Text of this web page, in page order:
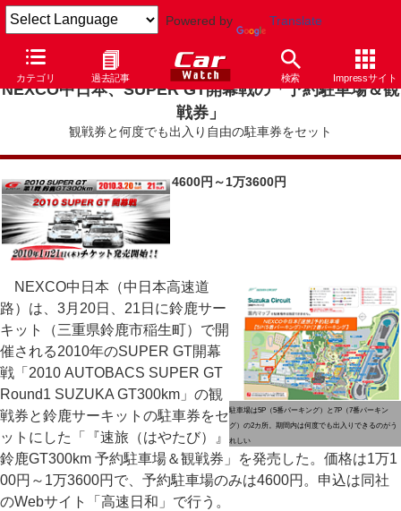
Powered by Translate
カテゴリ 過去記事 検索 Impressサイト
NEXCO中日本、SUPER GT開幕戦の「予約駐車場＆観
戦券」
観戦券と何度でも出入り自由の駐車券をセット
4600円～1万3600円
駐車場は5P（5番パーキング）と7P（7番パーキン
グ）の2カ所。期間内は何度でも出入りできるのがう
れしい
NEXCO中日本（中日本高速道
路）は、3月20日、21日に鈴鹿サー
キット（三重県鈴鹿市稲生町）で開
催される2010年のSUPER GT開幕
戦「2010 AUTOBACS SUPER GT
Round1 SUZUKA GT300km」の観
戦券と鈴鹿サーキットの駐車券をセ
ットにした「『速旅（はやたび）』
鈴鹿GT300km 予約駐車場＆観戦券」を発売した。価格は1万1
00円～1万3600円で、予約駐車場のみは4600円。申込は同社
のWebサイト「高速日和」で行う。